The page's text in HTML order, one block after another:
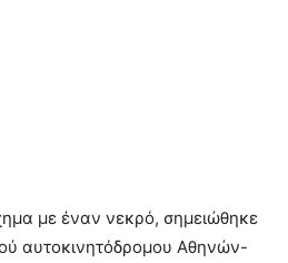
με έναν νεκρό, σημειώθηκε
αυτοκινητόδρομου Αθηνών-